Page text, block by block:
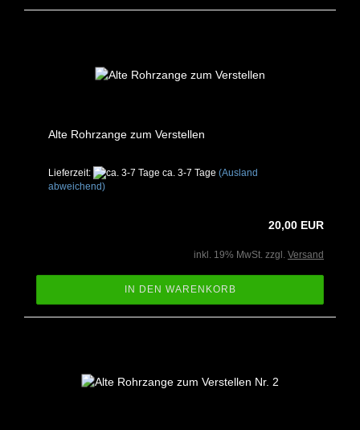
Alte Rohrzange zum Verstellen
Lieferzeit: ca. 3-7 Tage (Ausland
abweichend)
20,00 EUR
inkl. 19% MwSt. zzgl. Versand
IN DEN WARENKORB